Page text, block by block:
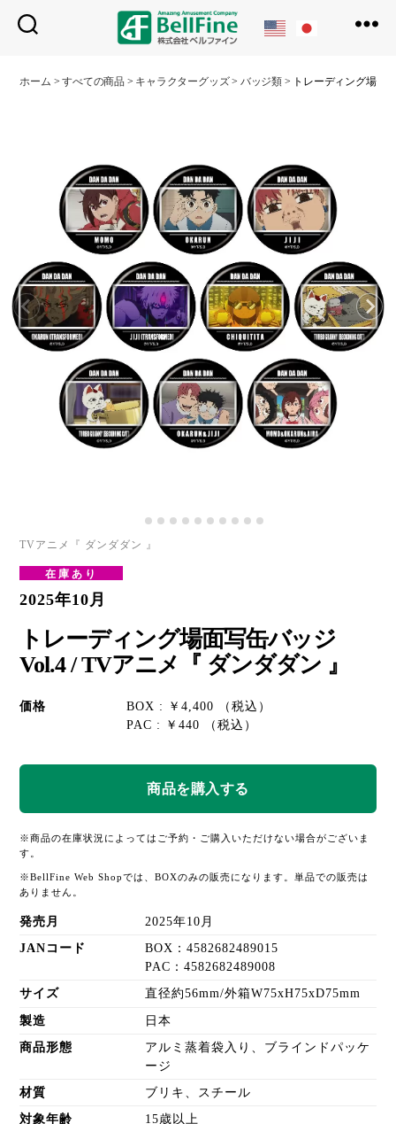
フ
ホーム >すべての商品 > キャラクターグッズ> バッジ類> トレーディング場面
TVアニメ『 ダンダダン 』
在庫あり
2025年10月
トレーディング場面写缶バッジ
Vol.4 / TVアニメ『 ダンダダン 』
価格
BOX : ￥4,400 （税込）
PAC : ￥440 （税込）
※商品の在庫状況によってはご予約・ご購入いただけない場合がございま
す。
※BellFine Web Shopでは、BOXのみの販売になります。単品での販売は
ありません。
発売月 2025年10月
JANコード
BOX：4582682489015
PAC：4582682489008
サイズ 直径約56mm/外箱W75xH75xD75mm
製造 日本
商品形態
アルミ蒸着袋入り、ブラインドパッケ
ージ
材質 ブリキ、スチール
対象年齢 15歳以上